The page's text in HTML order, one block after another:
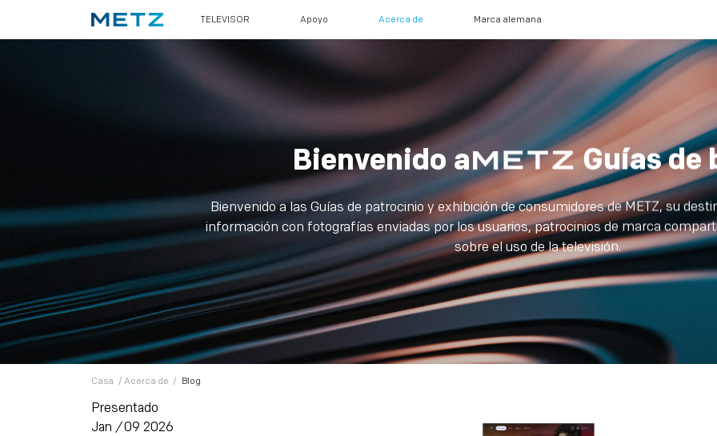
TELEVISOR Apoyo Acerca de Marca alemana
Bienvenido a Guías de
Bienvenido a las Guías de patrocinio y exhibición de consumidores de METZ, su
información con fotografías enviadas por los usuarios, patrocinios de marca
sobre el uso de la televisión.
Casa / Acerca de / Blog
Presentado
Jan /09 2026